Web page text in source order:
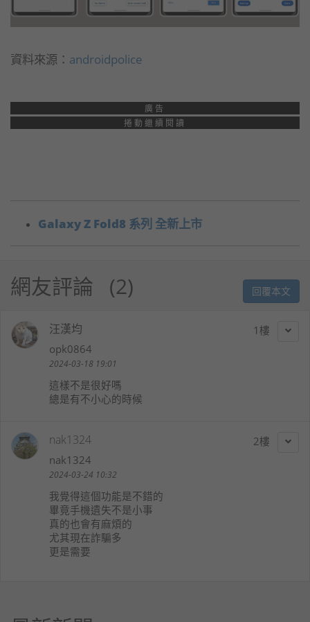
資料來源： androidpolice
廣告
捲動繼續閱讀
Galaxy Z Fold8 系列 全新上市
網友評論 2 回覆本文
1
汪漢均
opk0864
2024-03-18 19:01
這樣不是很好嗎
總是有不小心的時候
2
nak1324
nak1324
2024-03-24 10:32
我覺得這個功能是不錯的
畢竟手機遺失不是小事
真的也會有麻煩的
尤其現在詐騙多
更是需要